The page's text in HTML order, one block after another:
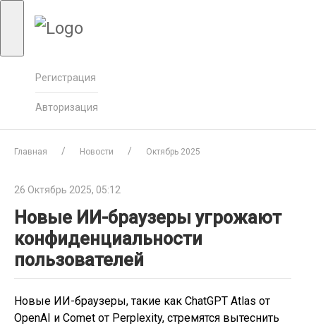
Регистрация
Авторизация
Главная Новости Октябрь 2025
26 Октябрь 2025, 05:12
Новые ИИ-браузеры угрожают
конфиденциальности
пользователей
Новые ИИ-браузеры, такие как ChatGPT Atlas от
OpenAI и Comet от Perplexity, стремятся вытеснить